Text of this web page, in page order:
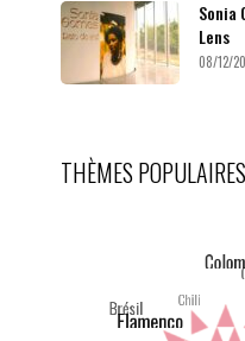
Sonia
Lens
08/12/
THÈMES POPULAIRES